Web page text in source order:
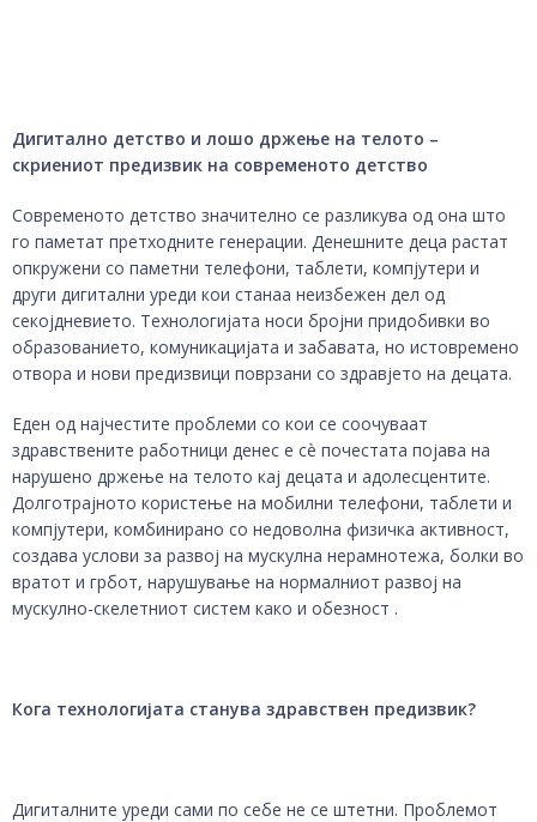
Дигитално детство и лошо држење на телото –
скриениот предизвик на современото детство
Современото детство значително се разликува од она што
го паметат претходните генерации. Денешните деца растат
опкружени со паметни телефони, таблети, компјутери и
други дигитални уреди кои станаа неизбежен дел од
секојдневието. Технологијата носи бројни придобивки во
образованието, комуникацијата и забавата, но истовремено
отвора и нови предизвици поврзани со здравјето на децата.
Еден од најчестите проблеми со кои се соочуваат
здравствените работници денес е сè почестата појава на
нарушено држење на телото кај децата и адолесцентите.
Долготрајното користење на мобилни телефони, таблети и
компјутери, комбинирано со недоволна физичка активност,
создава услови за развој на мускулна нерамнотежа, болки во
вратот и грбот, нарушување на нормалниот развој на
мускулно-скелетниот систем како и обезност .
Кога технологијата станува здравствен предизвик?
Дигиталните уреди сами по себе не се штетни. Проблемот